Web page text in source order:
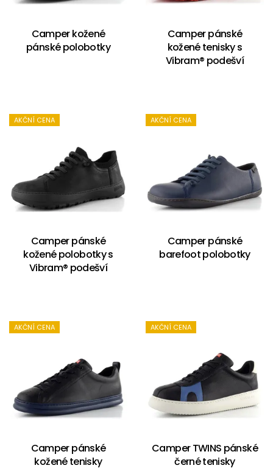
Camper kožené
pánské polobotky
Camper pánské
kožené tenisky s
Vibram® podešví
AKČNÍ CENA
Camper pánské
kožené polobotky s
Vibram® podešví
AKČNÍ CENA
Camper pánské
barefoot polobotky
AKČNÍ CENA
Camper pánské
kožené tenisky
AKČNÍ CENA
Camper TWINS pánské
černé tenisky